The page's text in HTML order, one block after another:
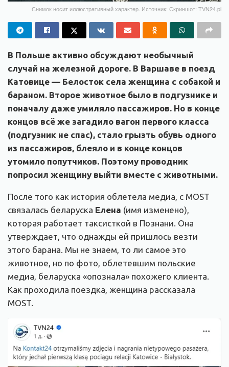
Снимок носит иллюстративный характер. Источник: Скриншот: TVN24.pl
В Польше активно обсуждают необычный
случай на железной дороге. В Варшаве в поезд
Катовице — Белосток села женщина с собакой и
бараном. Второе животное было в подгузнике и
поначалу даже умиляло пассажиров. Но в конце
концов всё же загадило вагон первого класса
(подгузник не спас), стало грызть обувь одного
из пассажиров, блеяло и в конце концов
утомило попутчиков. Поэтому проводник
попросил женщину выйти вместе с животными.
После того как история облетела медиа, с MOST
связалась беларуска Елена (имя изменено),
которая работает таксисткой в Познани. Она
утверждает, что однажды ей пришлось везти
этого барана. Мы не знаем, то ли самое это
животное, но по фото, облетевшим польские
медиа, беларуска «опознала» похожего клиента.
Как проходила поездка, женщина рассказала
MOST.